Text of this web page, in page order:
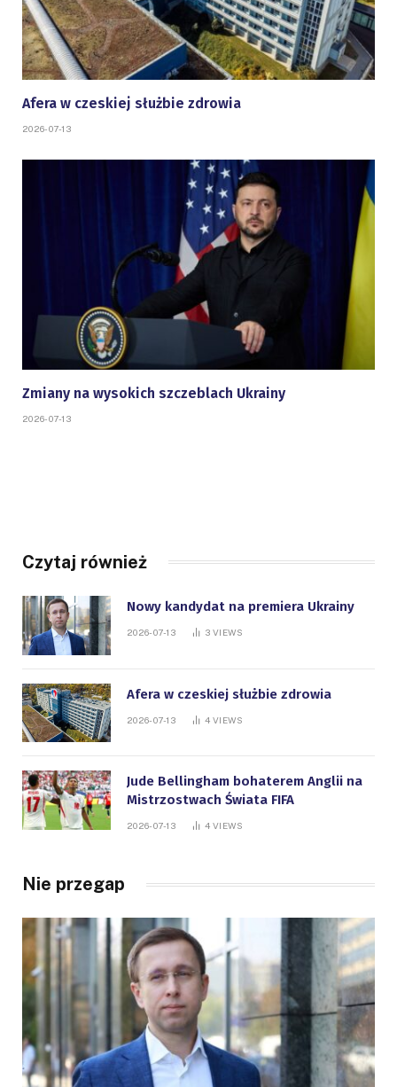
Afera w czeskiej służbie zdrowia
2026-07-13
Zmiany na wysokich szczeblach Ukrainy
2026-07-13
Czytaj również
Nowy kandydat na premiera Ukrainy
2026-07-13 3 VIEWS
Afera w czeskiej służbie zdrowia
2026-07-13 4 VIEWS
Jude Bellingham bohaterem Anglii na
Mistrzostwach Świata FIFA
2026-07-13 4 VIEWS
Nie przegap